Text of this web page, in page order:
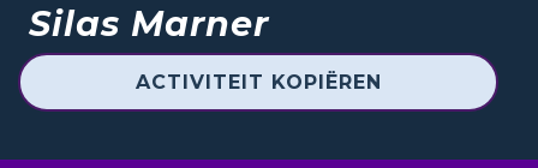
Silas Marner
ACTIVITEIT KOPIËREN